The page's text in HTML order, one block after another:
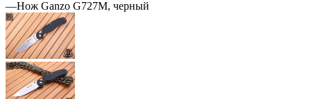
—Нож Ganzo G727M, черный